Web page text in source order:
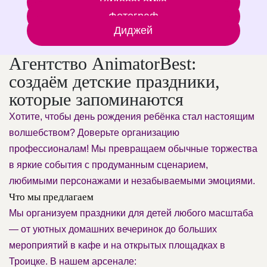
Фотограф
Диджей
Агентство AnimatorBest:
создаём детские праздники,
которые запоминаются
Хотите, чтобы день рождения ребёнка стал настоящим
волшебством? Доверьте организацию
профессионалам! Мы превращаем обычные торжества
в яркие события с продуманным сценарием,
любимыми персонажами и незабываемыми эмоциями.
Что мы предлагаем
Мы организуем праздники для детей любого масштаба
— от уютных домашних вечеринок до больших
мероприятий в кафе и на открытых площадках в
Троицке. В нашем арсенале: